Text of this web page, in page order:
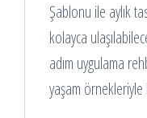
Şablonu ile aylık
kolayca
adım uygulama
yaşam